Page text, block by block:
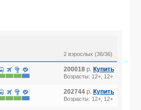
2 взрослых (36/36)
200018 р. Купить
Возрасты: 12+, 12+
202744 р. Купить
Возрасты: 12+, 12+